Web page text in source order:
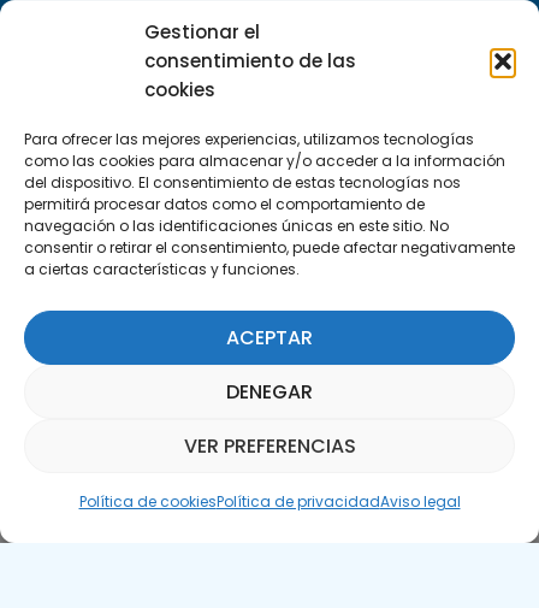
Gestionar el
consentimiento de las
cookies
Para ofrecer las mejores experiencias, utilizamos tecnologías
como las cookies para almacenar y/o acceder a la información
del dispositivo. El consentimiento de estas tecnologías nos
permitirá procesar datos como el comportamiento de
navegación o las identificaciones únicas en este sitio. No
consentir o retirar el consentimiento, puede afectar negativamente
a ciertas características y funciones.
ACEPTAR
DENEGAR
VER PREFERENCIAS
Política de cookiesPolítica de privacidadAviso legal
29590 Campanillas, Málaga
Suscríbete a nuestra Newsletter
SUSCRÍBETE AQUÍ